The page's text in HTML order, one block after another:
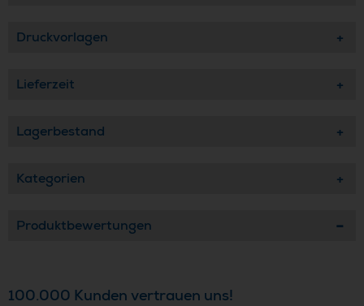
Druckvorlagen
Lieferzeit
Lagerbestand
Kategorien
Produktbewertungen
100.000 Kunden vertrauen uns!